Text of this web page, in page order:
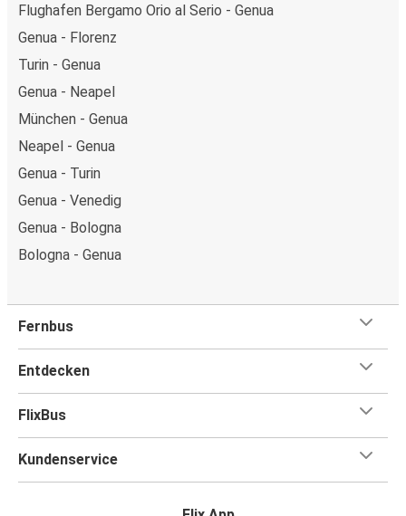
Flughafen Bergamo Orio al Serio - Genua
Genua - Florenz
Turin - Genua
Genua - Neapel
München - Genua
Neapel - Genua
Genua - Turin
Genua - Venedig
Genua - Bologna
Bologna - Genua
Fernbus
Entdecken
FlixBus
Kundenservice